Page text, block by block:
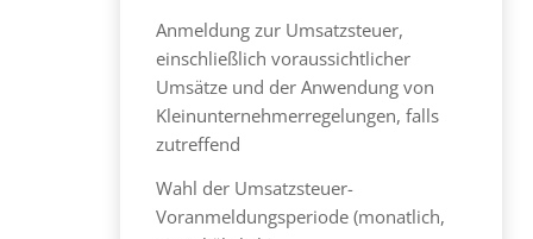
Anmeldung zur Umsatzsteuer,
einschließlich voraussichtlicher
Umsätze und der Anwendung von
Kleinunternehmerregelungen, falls
zutreffend
Wahl der Umsatzsteuer-
Voranmeldungsperiode (monatlich,